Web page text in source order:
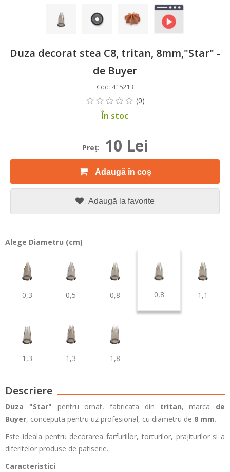
Duza decorat stea C8, tritan, 8mm,"Star" -
de Buyer
Cod: 415213
În stoc
Preţ: 10 Lei
Adaugă în coș
Adaugă la favorite
Alege Diametru (cm)
0,3 0,5 0,8 0,8 1,1
1,3 1,3 1,8
Descriere
Duza "Star" pentru ornat, fabricata din tritan, marca de
Buyer, conceputa pentru uz profesional, cu diametru de 8 mm.
Este ideala pentru decorarea farfuriilor, torturilor, prajiturilor si a
diferitelor produse de patiserie.
Caracteristici